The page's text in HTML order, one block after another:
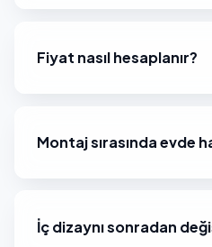
Fiyat nasıl hesaplanır?
Montaj sırasında evde
İç dizaynı sonradan